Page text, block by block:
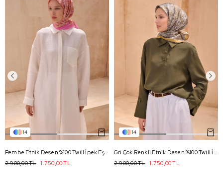
14
Pembe Etnik Desen %100 Twill İpek Eşarp 4101 - 80
1.750,00 TL
2.900,00 TL
14
Gri Çok Renkli Etnik Desen %100 Twill İpek Eşarp 4101 - 03
1.750,00 TL
2.900,00 TL